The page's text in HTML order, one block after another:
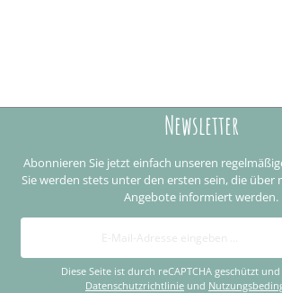
Newsletter
Abonnieren Sie jetzt einfach unseren
Sie werden stets unter den ersten sein, die über
Angebote informiert werden.
E-
Adresse
Diese Seite ist durch reCAPTCHA geschützt
Datenschutzrichtlinie und